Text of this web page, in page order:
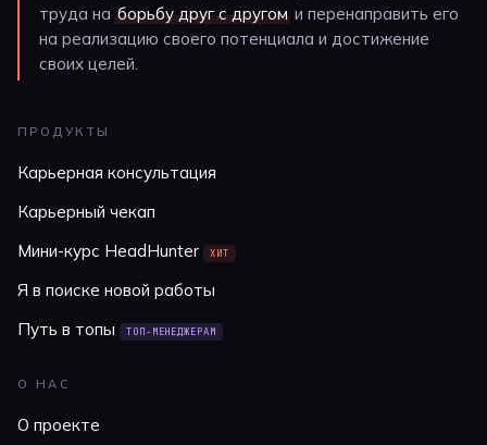
труда на борьбу друг с другом и перенаправить его
на реализацию своего потенциала и достижение
своих целей.
ПРОДУКТЫ
Карьерная консультация
Карьерный чекап
Мини-курс HeadHunter
ХИТ
Я в поиске новой работы
Путь в топы
ТОП-МЕНЕДЖЕРАМ
О НАС
О проекте